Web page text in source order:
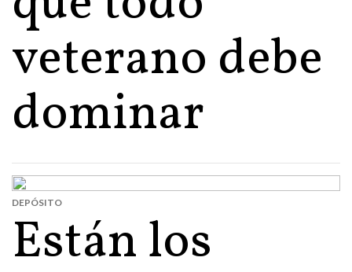
veterano debe
dominar
Están los
DEPÓSITO